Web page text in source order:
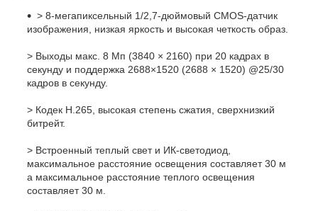
> 8-мегапиксельный 1/2,7-дюймовый CMOS-датчик
изображения, низкая яркость и высокая четкость образ.
> Выходы макс. 8 Мп (3840 × 2160) при 20 кадрах в
секунду и поддержка 2688×1520 (2688 × 1520) @25/30
кадров в секунду.
> Кодек H.265, высокая степень сжатия, сверхнизкий
битрейт.
> Встроенный теплый свет и ИК-светодиод,
максимальное расстояние освещения составляет 30 м
а максимальное расстояние теплого освещения
составляет 30 м.